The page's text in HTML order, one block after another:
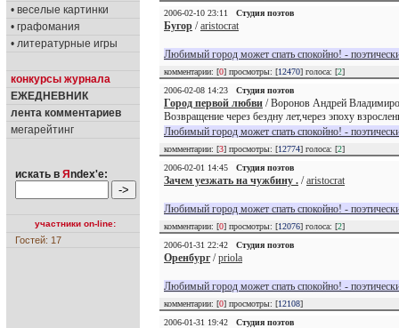
• веселые картинки
• графомания
• литературные игры
конкурсы журнала
ЕЖЕДНЕВНИК
лента комментариев
мегарейтинг
искать в Я ndex'е:
участники on-line:
Гостей: 17
2006-02-10 23:11
Студия поэтов
Бугор /aristocrat
Любимый город может спать спокойно! -
комментарии: [0] просмотры: [12470] голоса: [2]
2006-02-08 14:23
Студия поэтов
Город первой любви / Воронов Андрей
Возвращение через бездну лет,через эпоху
Любимый город может спать спокойно! -
комментарии: [3] просмотры: [12774] голоса: [2]
2006-02-01 14:45
Студия поэтов
Зачем уезжать на чужбину . /aristocrat
Любимый город может спать спокойно! -
комментарии: [0] просмотры: [12076] голоса: [2]
2006-01-31 22:42
Студия поэтов
Оренбург/priola
Любимый город может спать спокойно! -
комментарии: [0] просмотры: [12108]
2006-01-31 19:42
Студия поэтов